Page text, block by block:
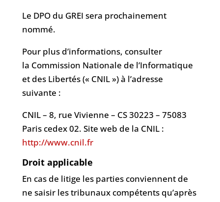
Le DPO du GREI sera prochainement
nommé.
Pour plus d’informations, consulter
la Commission Nationale de l’Informatique
et des Libertés (« CNIL ») à l’adresse
suivante :
CNIL – 8, rue Vivienne – CS 30223 – 75083
Paris cedex 02. Site web de la CNIL :
http://www.cnil.fr
Droit applicable
En cas de litige les parties conviennent de
ne saisir les tribunaux compétents qu’après